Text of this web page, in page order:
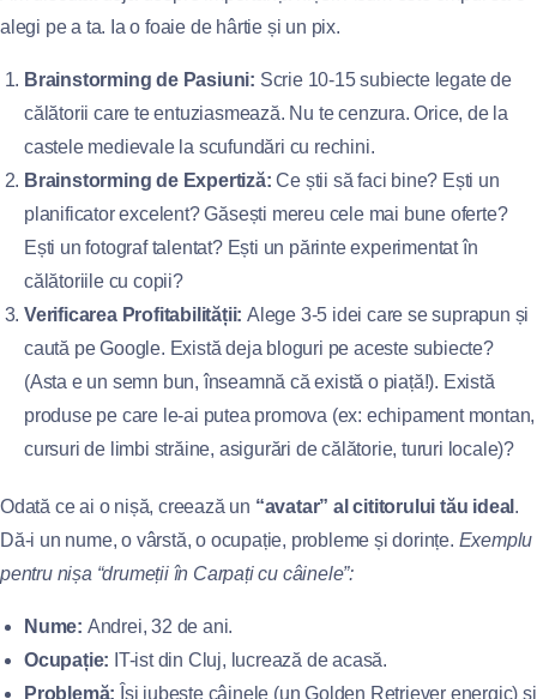
alegi pe a ta. Ia o foaie de hârtie și un pix.
Brainstorming de Pasiuni: Scrie 10-15 subiecte legate de
călătorii care te entuziasmează. Nu te cenzura. Orice, de la
castele medievale la scufundări cu rechini.
Brainstorming de Expertiză: Ce știi să faci bine? Ești un
planificator excelent? Găsești mereu cele mai bune oferte?
Ești un fotograf talentat? Ești un părinte experimentat în
călătoriile cu copii?
Verificarea Profitabilității: Alege 3-5 idei care se suprapun și
caută pe Google. Există deja bloguri pe aceste subiecte?
(Asta e un semn bun, înseamnă că există o piață!). Există
produse pe care le-ai putea promova (ex: echipament montan,
cursuri de limbi străine, asigurări de călătorie, tururi locale)?
Odată ce ai o nișă, creează un “avatar” al cititorului tău ideal .
Dă-i un nume, o vârstă, o ocupație, probleme și dorințe. Exemplu
pentru nișa “drumeții în Carpați cu câinele”:
Nume: Andrei, 32 de ani.
Ocupație: IT-ist din Cluj, lucrează de acasă.
Problemă: Își iubește câinele (un Golden Retriever energic) și